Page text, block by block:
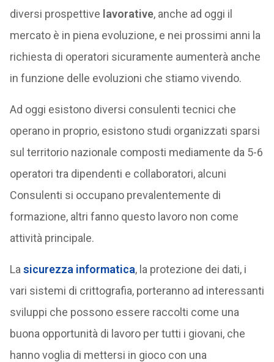
diversi prospettive lavorative, anche ad oggi il
mercato è in piena evoluzione, e nei prossimi anni la
richiesta di operatori sicuramente aumenterà anche
in funzione delle evoluzioni che stiamo vivendo.
Ad oggi esistono diversi consulenti tecnici che
operano in proprio, esistono studi organizzati sparsi
sul territorio nazionale composti mediamente da 5-6
operatori tra dipendenti e collaboratori, alcuni
Consulenti si occupano prevalentemente di
formazione, altri fanno questo lavoro non come
attività principale.
La sicurezza informatica, la protezione dei dati, i
vari sistemi di crittografia, porteranno ad interessanti
sviluppi che possono essere raccolti come una
buona opportunità di lavoro per tutti i giovani, che
hanno voglia di mettersi in gioco con una